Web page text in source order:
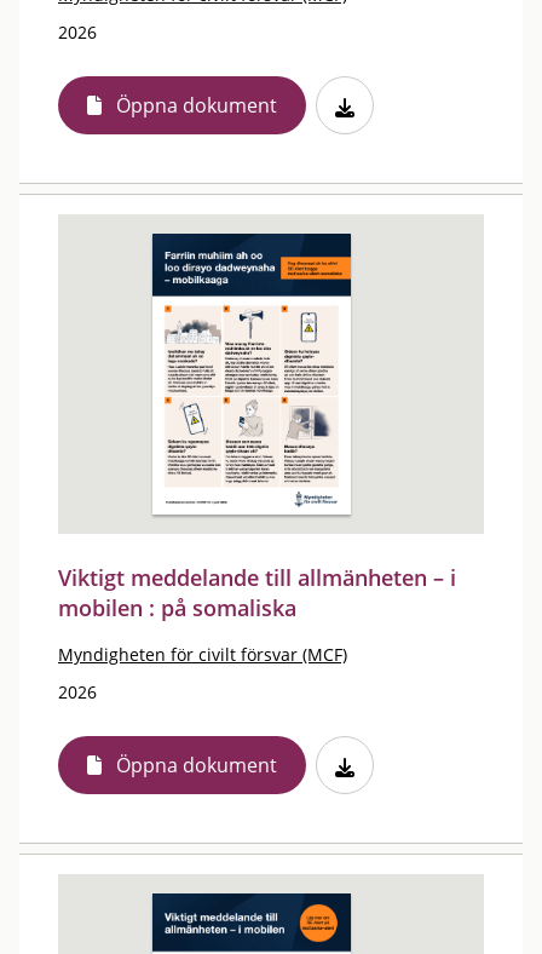
2026
Öppna dokument
Viktigt meddelande till allmänheten – i
mobilen : på somaliska
Myndigheten för civilt försvar (MCF)
2026
Öppna dokument